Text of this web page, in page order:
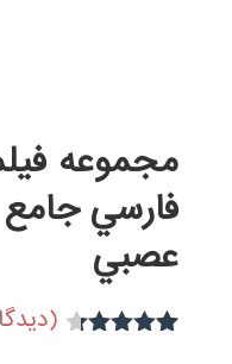
مجموعه
فارسي
عصبي